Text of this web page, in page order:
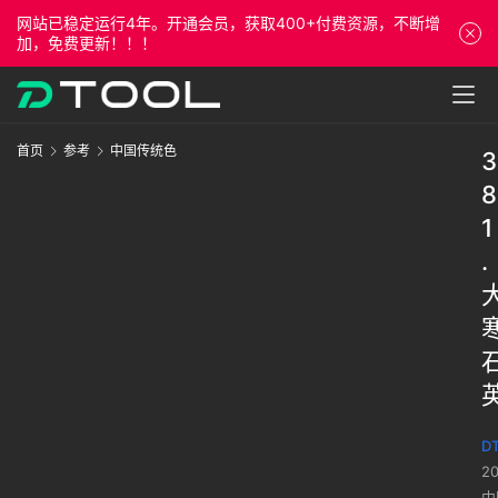
网站已稳定运行4年。开通会员，获取400+付费资源，不断增
加，免费更新！！！
首页 参考 中国传统色
3
8
1
.